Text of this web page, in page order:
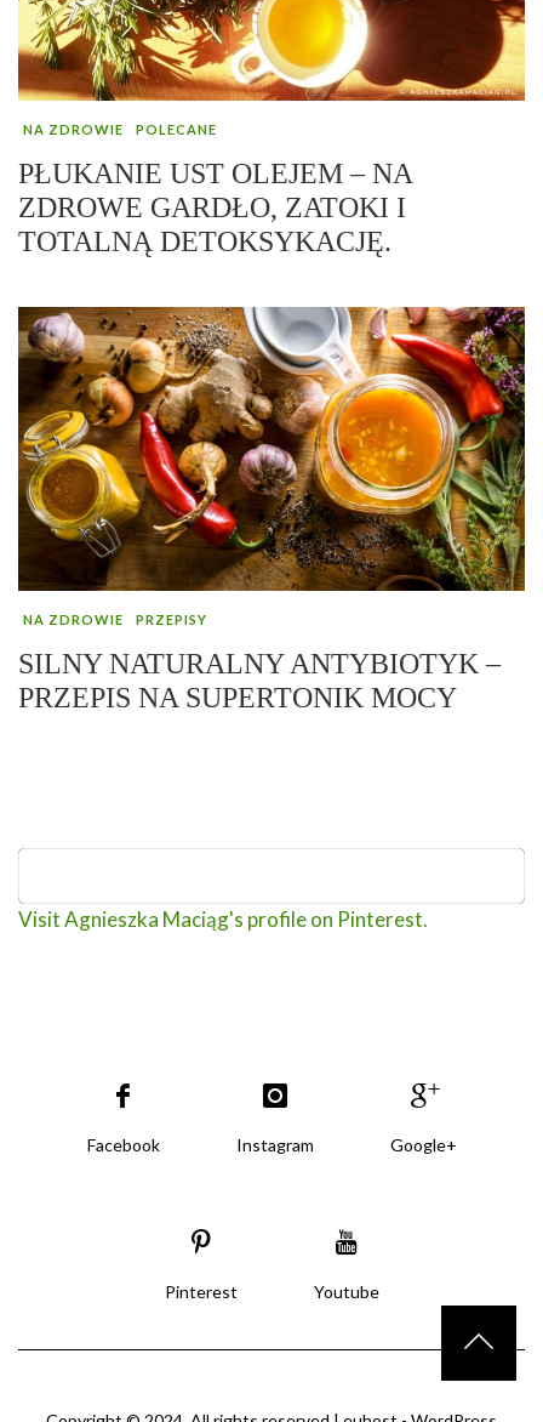
NA ZDROWIE POLECANE
PŁUKANIE UST OLEJEM – NA
ZDROWE GARDŁO, ZATOKI I
TOTALNĄ DETOKSYKACJĘ.
NA ZDROWIE PRZEPISY
SILNY NATURALNY ANTYBIOTYK –
PRZEPIS NA SUPERTONIK MOCY
Visit Agnieszka Maciąg's profile on Pinterest.
Facebook Instagram Google+
Pinterest Youtube